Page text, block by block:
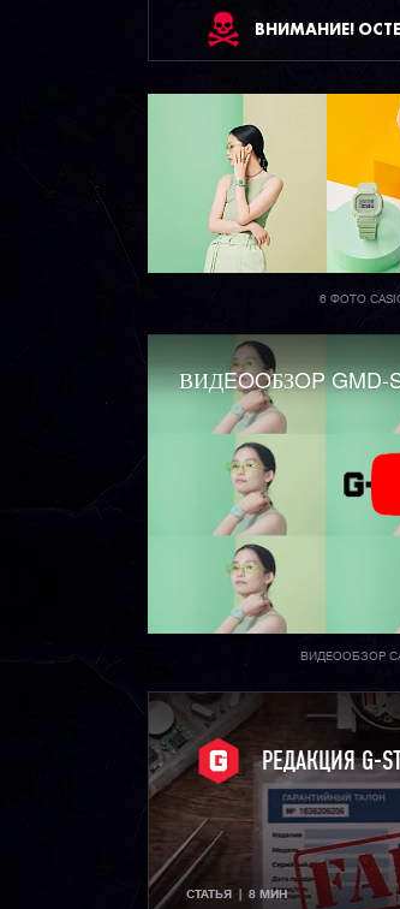
ВНИМАНИЕ!
6 ФОТО
ВИДEOOБЗOP GMD-
ВИДЕООБЗОР
РЕДАКЦИЯ G-
СТАТЬЯ  |  8 МИН